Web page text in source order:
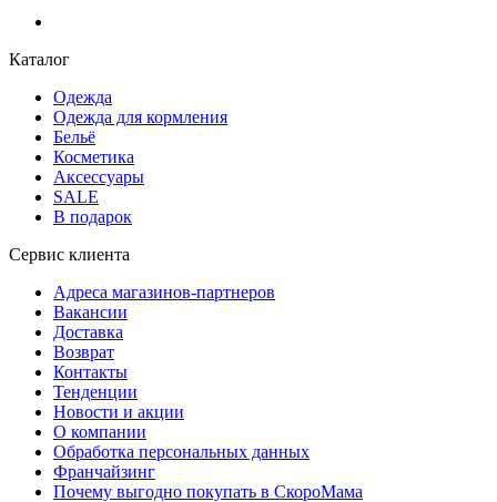
Каталог
Одежда
Одежда для кормления
Бельё
Косметика
Аксессуары
SALE
В подарок
Сервис клиента
Адреса магазинов-партнеров
Вакансии
Доставка
Возврат
Контакты
Тенденции
Новости и акции
О компании
Обработка персональных данных
Франчайзинг
Почему выгодно покупать в СкороМама